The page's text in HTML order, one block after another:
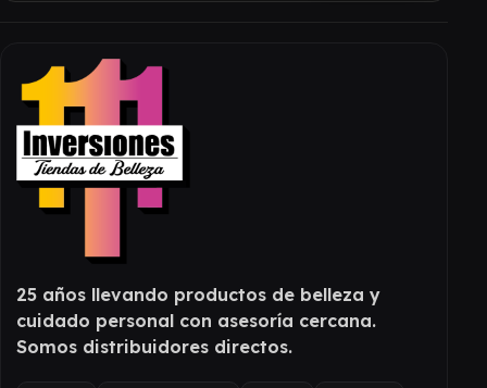
25 años llevando productos de belleza y
cuidado personal con asesoría cercana.
Somos distribuidores directos.